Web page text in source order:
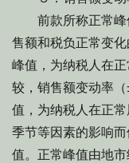
前款所称正常峰
售额和税负正常变
峰值，为纳税人在
较，销售额变动率
值，为纳税人在正
季节等因素的影响
值。正常峰值由地